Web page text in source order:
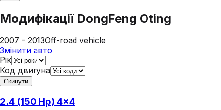
Модифікації DongFeng Oting
2007 - 2013Off-road vehicle
Змінити авто
Рік
Код двигуна
Скинути
2.4 (150 Hp) 4x4